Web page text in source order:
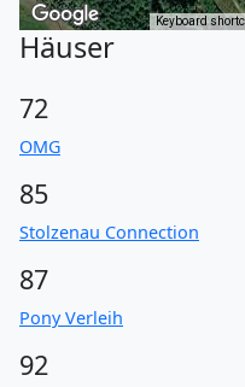
Keyboard
Häuser
72
OMG
85
Stolzenau Connection
87
Pony Verleih
92